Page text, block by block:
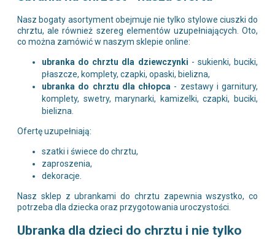
Nasz bogaty asortyment obejmuje nie tylko stylowe ciuszki do
chrztu, ale również szereg elementów uzupełniających. Oto,
co można zamówić w naszym sklepie online:
ubranka do chrztu dla dziewczynki - sukienki, buciki,
płaszcze, komplety, czapki, opaski, bielizna,
ubranka do chrztu dla chłopca - zestawy i garnitury,
komplety, swetry, marynarki, kamizelki, czapki, buciki,
bielizna.
Ofertę uzupełniają:
szatki i świece do chrztu,
zaproszenia,
dekoracje.
Nasz sklep z ubrankami do chrztu zapewnia wszystko, co
potrzeba dla dziecka oraz przygotowania uroczystości.
Ubranka dla dzieci do chrztu i nie tylko